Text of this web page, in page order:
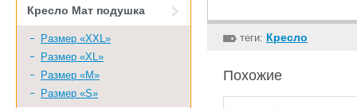
Кресло Мат подушка
Размер «XXL»
Размер «XL»
Размер «M»
Размер «S»
теги: Кресло
Похожие